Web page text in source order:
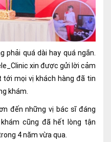
phải quá dài hay quá ngắn.
xin được gửi lời cảm
mọi vị khách hàng đã tin
khám.
đến những vị bác sĩ đáng
cũng đã hết lòng tận
4 năm vừa qua.